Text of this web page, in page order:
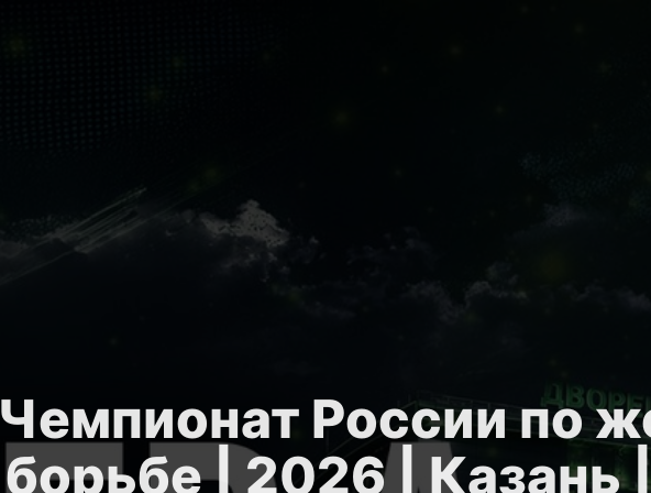
Чемпионат России по
борьбе | 2026 | Казань